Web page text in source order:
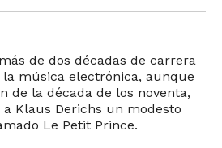
de dos décadas de carrera
música electrónica, aunque
de la década de los noventa,
Klaus Derichs un modesto
Le Petit Prince.